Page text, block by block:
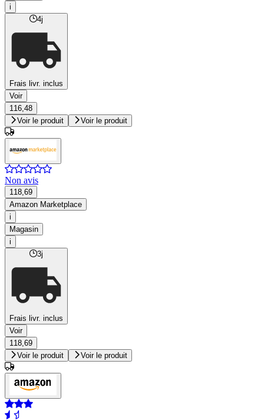
i
4j
Frais livr. inclus
Voir
116,48
Voir le produit
Voir le produit
Non avis
118,69
Amazon Marketplace
i
Magasin
i
3j
Frais livr. inclus
Voir
118,69
Voir le produit
Voir le produit